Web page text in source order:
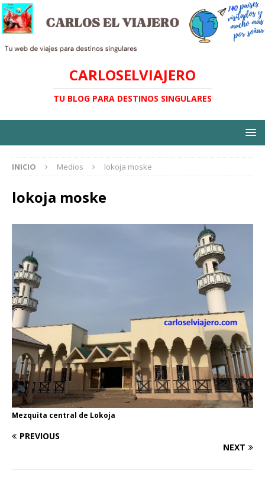
CARLOSELVIAJERO
TU BLOG PARA DESTINOS SINGULARES
INICIO Medios lokoja moske
lokoja moske
Mezquita central de Lokoja
PREVIOUS
NEXT